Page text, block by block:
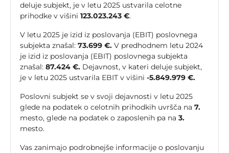
deluje subjekt, je v letu 2025 ustvarila celotne
prihodke v višini 123.023.243 €.
V letu 2025 je izid iz poslovanja (EBIT) poslovnega
subjekta znašal: 73.699 €. V predhodnem letu 2024
je izid iz poslovanja (EBIT) poslovnega subjekta
znašal: 87.424 €. Dejavnost, v kateri deluje subjekt,
je v letu 2025 ustvarila EBIT v višini -5.849.979 €.
Poslovni subjekt se v svoji dejavnosti v letu 2025
glede na podatek o celotnih prihodkih uvršča na 7.
mesto, glede na podatek o zaposlenih pa na 3.
mesto.
Vas zanimajo podrobnejše informacije o poslovanju